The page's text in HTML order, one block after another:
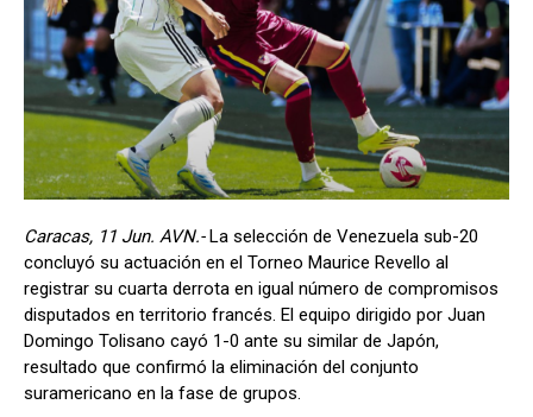
Caracas, 11 Jun. AVN.-La selección de Venezuela sub-20
concluyó su actuación en el Torneo Maurice Revello al
registrar su cuarta derrota en igual número de compromisos
disputados en territorio francés. El equipo dirigido por Juan
Domingo Tolisano cayó 1-0 ante su similar de Japón,
resultado que confirmó la eliminación del conjunto
suramericano en la fase de grupos.